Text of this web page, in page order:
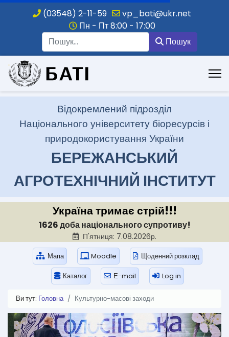
(03548) 2-11-59
vp_bati@ukr.net
Пн - Пт 8:00 - 17:00
Пошук
.
Відокремлений підрозділ
Національного університету біоресурсів і
природокористування України
БЕРЕЖАНСЬКИЙ
АГРОТЕХНІЧНИЙ ІНСТИТУТ
Україна тримає стрій!!!
1626 доба національного супротиву!
П'ятниця: 7.08.2026р.
Мапа Moodle Щоденний розклад
Каталог Е-mail Log in
Ви тут: Головна Культурно-масові заходи